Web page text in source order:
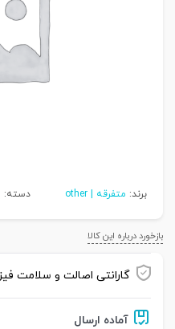
برند: متفرقه | other دسته:
بازخورد درباره این کالا
گارانتی اصالت و سلامت
آماده ارسال